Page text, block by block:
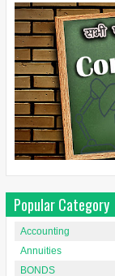
Popular Category
Accounting
Annuities
BONDS